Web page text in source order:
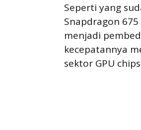
Seperti yang
Snapdragon
menjadi
kecepatannya
sektor GPU